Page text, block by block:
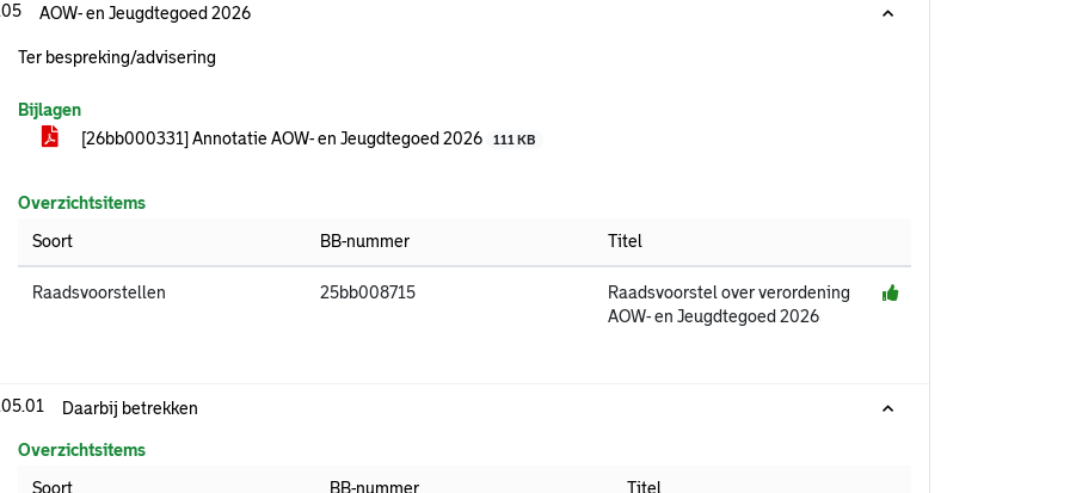
AOW- en Jeugdtegoed 2026
Ter bespreking/advisering
Bijlagen
[26bb000331] Annotatie AOW- en Jeugdtegoed 2026
111 KB
Overzichtsitems
Soort
BB-nummer Titel
Raadsvoorstellen 25bb008715
Raadsvoorstel over verordening
AOW- en Jeugdtegoed 2026
Daarbij betrekken
Overzichtsitems
Soort
BB-nummer Titel